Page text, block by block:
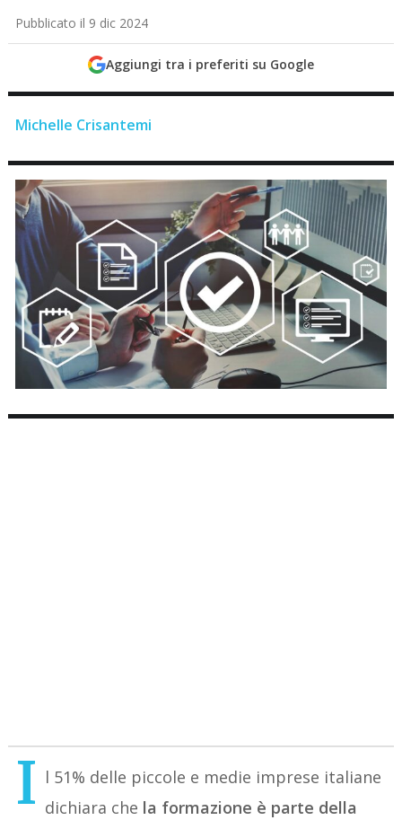
Pubblicato il 9 dic 2024
Aggiungi tra i preferiti su Google
Michelle Crisantemi
I l 51% delle piccole e medie imprese italiane
dichiara che la formazione è parte della